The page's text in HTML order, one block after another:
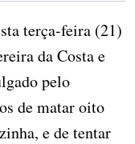
terça-feira (21)
da Costa e
pelo
de matar oito
e de tentar